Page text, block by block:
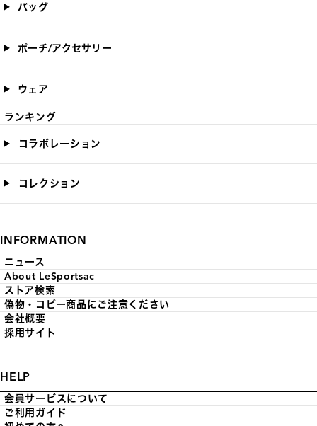
バッグ
ポーチ/アクセサリー
ウェア
ランキング
コラボレーション
コレクション
INFORMATION
ニュース
About LeSportsac
ストア検索
偽物・コピー商品にご注意ください
会社概要
採用サイト
HELP
会員サービスについて
ご利用ガイド